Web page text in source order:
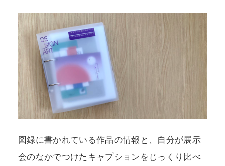
図録に書かれている作品の情報と、自分が展示
会のなかでつけたキャプションをじっくり比べ